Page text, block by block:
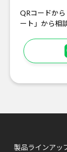
QRコードか
ート」から相
製品ラインアッ